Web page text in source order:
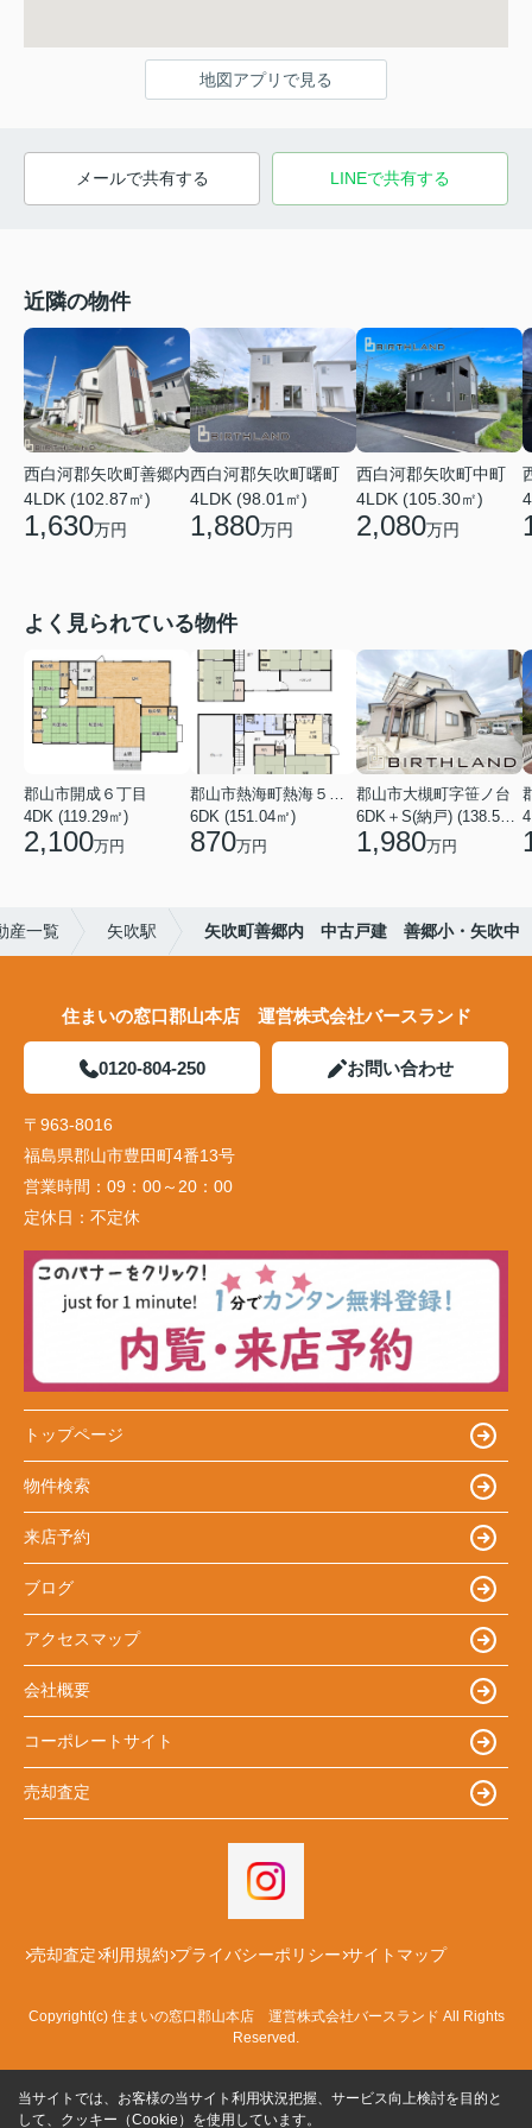
地図アプリで見る
メールで共有する LINEで共有する
近隣の物件
西白河郡矢吹町善郷内
4LDK (102.87㎡)
1,630万円
西白河郡矢吹町曙町
4LDK (98.01㎡)
1,880万円
西白河郡矢吹町中町
4LDK (105.30㎡)
2,080万円
よく見られている物件
郡山市開成６丁目
4DK (119.29㎡)
2,100万円
郡山市熱海町熱海５丁目
6DK (151.04㎡)
870万円
郡山市大槻町字笹ノ台
6DK＋S(納戸) (138.55㎡)
1,980万円
産一覧 矢吹駅 矢吹町善郷内 中古戸建 善郷小・矢吹中
住まいの窓口郡山本店 運営株式会社バースランド
0120-804-250 お問い合わせ
〒963-8016
福島県郡山市豊田町4番13号
営業時間： 09：00～20：00
定休日： 不定休
トップページ
物件検索
来店予約
ブログ
アクセスマップ
会社概要
コーポレートサイト
売却査定
売却査定 利用規約 プライバシーポリシー サイトマップ
Copyright(c) 住まいの窓口郡山本店 運営株式会社バースランド All Rights
Reserved.
当サイトでは、お客様の当サイト利用状況把握、サービス向上検討を目的と
して、クッキー（Cookie）を使用しています。